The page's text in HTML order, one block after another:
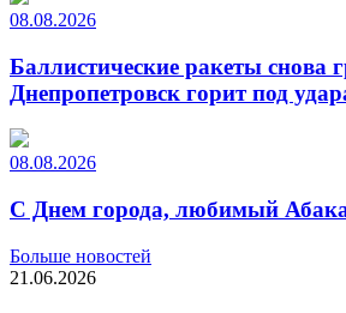
08.08.2026
Баллистические ракеты снова
Днепропетровск горит под
08.08.2026
С Днем города, любимый
Больше новостей
21.06.2026